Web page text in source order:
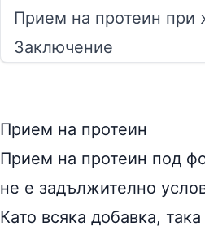
Прием на протеин при
Заключение
Прием на протеин
Прием на протеин под
не е задължително
Като всяка добавка,